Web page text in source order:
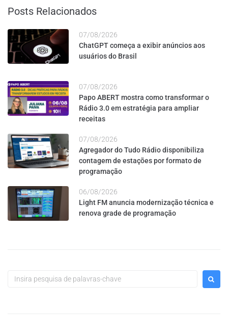
Posts Relacionados
07/08/2026
ChatGPT começa a exibir anúncios aos
usuários do Brasil
07/08/2026
Papo ABERT mostra como transformar o
Rádio 3.0 em estratégia para ampliar
receitas
07/08/2026
Agregador do Tudo Rádio disponibiliza
contagem de estações por formato de
programação
06/08/2026
Light FM anuncia modernização técnica e
renova grade de programação